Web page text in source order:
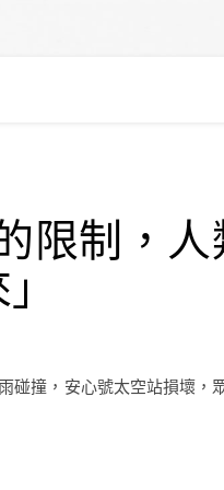
限制，
撞，安心號太空站損壞，